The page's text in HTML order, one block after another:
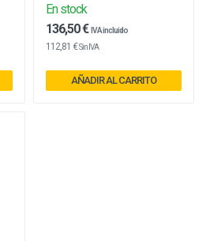
En stock
136,50 € IVA incluido
112,81 €Sin IVA
AÑADIR AL CARRITO